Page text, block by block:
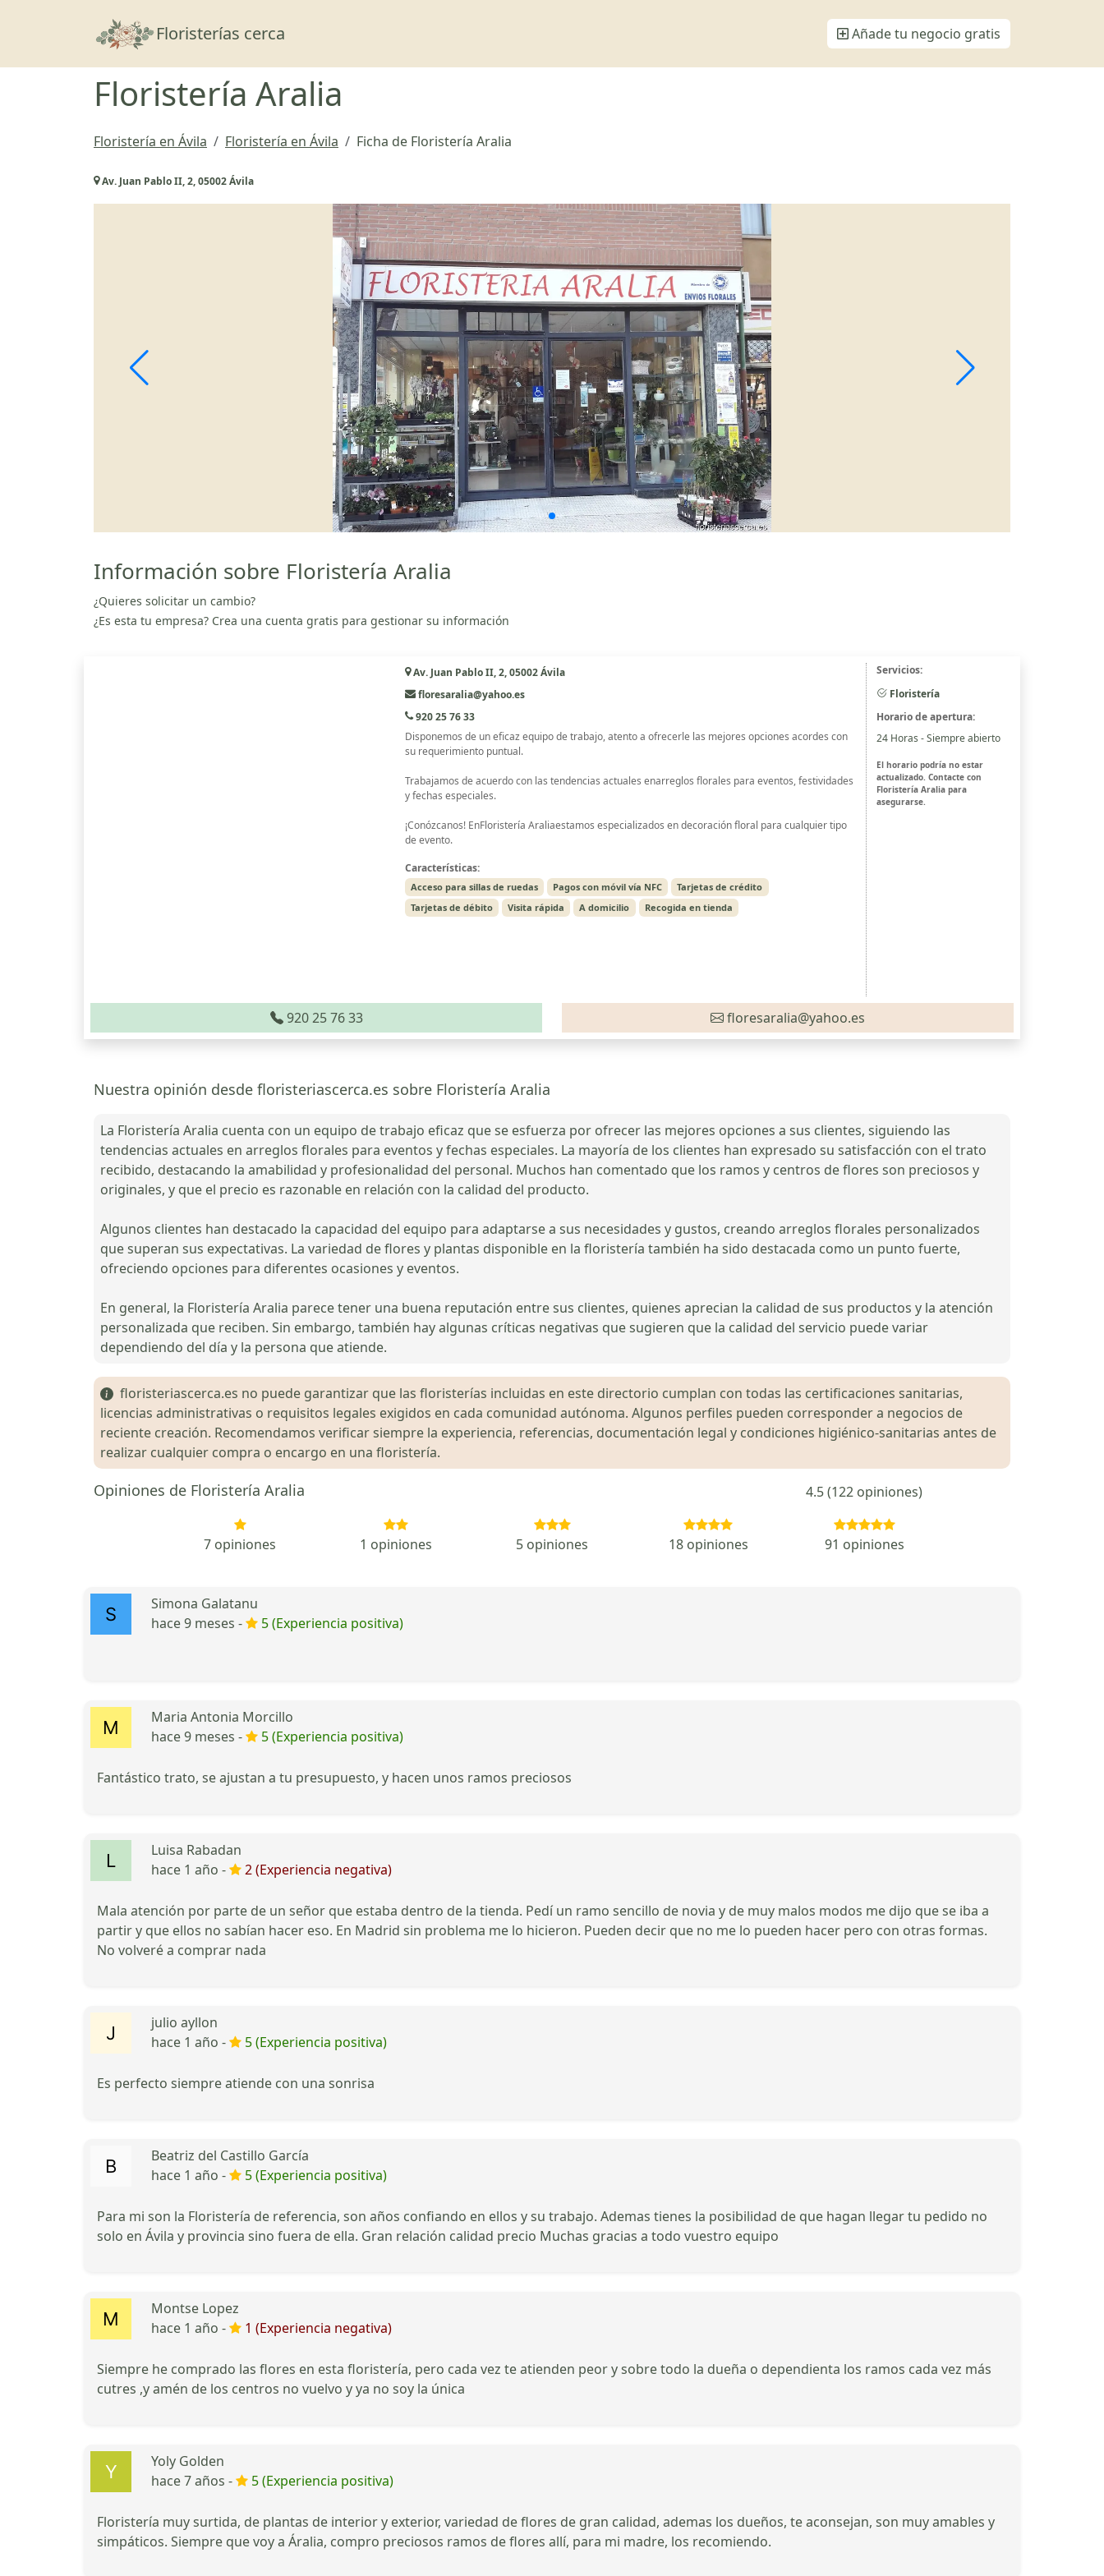
Floristerías cerca Añade tu negocio gratis
Floristería Aralia
Floristería en Ávila Floristería en Ávila Ficha de Floristería Aralia
Av. Juan Pablo II, 2, 05002 Ávila
Información sobre Floristería Aralia
¿Quieres solicitar un cambio?
¿Es esta tu empresa? Crea una cuenta gratis para gestionar su información
Av. Juan Pablo II, 2, 05002 Ávila
floresaralia@yahoo.es
920 25 76 33
Disponemos de un eficaz equipo de trabajo, atento a ofrecerle las mejores opciones acordes con
su requerimiento puntual.
Trabajamos de acuerdo con las tendencias actuales enarreglos florales para eventos, festividades
y fechas especiales.
¡Conózcanos! EnFloristería Araliaestamos especializados en decoración floral para cualquier tipo
de evento.
Características:
Acceso para sillas de ruedas Pagos con móvil vía NFC
Tarjetas de crédito
Tarjetas de débito
Visita rápida A domicilio Recogida en tienda
Servicios:
Floristería
Horario de apertura:
24 Horas - Siempre abierto
El horario podría no estar
actualizado. Contacte con
Floristería Aralia para
asegurarse.
920 25 76 33 floresaralia@yahoo.es
Nuestra opinión desde floristeriascerca.es sobre Floristería Aralia
La Floristería Aralia cuenta con un equipo de trabajo eficaz que se esfuerza por ofrecer las mejores opciones a sus clientes, siguiendo las
tendencias actuales en arreglos florales para eventos y fechas especiales. La mayoría de los clientes han expresado su satisfacción con el trato
recibido, destacando la amabilidad y profesionalidad del personal. Muchos han comentado que los ramos y centros de flores son preciosos y
originales, y que el precio es razonable en relación con la calidad del producto.
Algunos clientes han destacado la capacidad del equipo para adaptarse a sus necesidades y gustos, creando arreglos florales personalizados
que superan sus expectativas. La variedad de flores y plantas disponible en la floristería también ha sido destacada como un punto fuerte,
ofreciendo opciones para diferentes ocasiones y eventos.
En general, la Floristería Aralia parece tener una buena reputación entre sus clientes, quienes aprecian la calidad de sus productos y la atención
personalizada que reciben. Sin embargo, también hay algunas críticas negativas que sugieren que la calidad del servicio puede variar
dependiendo del día y la persona que atiende.
floristeriascerca.es no puede garantizar que las floristerías incluidas en este directorio cumplan con todas las certificaciones sanitarias,
licencias administrativas o requisitos legales exigidos en cada comunidad autónoma. Algunos perfiles pueden corresponder a negocios de
reciente creación. Recomendamos verificar siempre la experiencia, referencias, documentación legal y condiciones higiénico-sanitarias antes de
realizar cualquier compra o encargo en una floristería.
Opiniones de Floristería Aralia 4.5 (122 opiniones)
7 opiniones 1 opiniones 5 opiniones 18 opiniones 91 opiniones
Simona Galatanu
hace 9 meses -
5 (Experiencia positiva)
Maria Antonia Morcillo
hace 9 meses -
5 (Experiencia positiva)
Fantástico trato, se ajustan a tu presupuesto, y hacen unos ramos preciosos
Luisa Rabadan
hace 1 año -
2 (Experiencia negativa)
Mala atención por parte de un señor que estaba dentro de la tienda. Pedí un ramo sencillo de novia y de muy malos modos me dijo que se iba a
partir y que ellos no sabían hacer eso. En Madrid sin problema me lo hicieron. Pueden decir que no me lo pueden hacer pero con otras formas.
No volveré a comprar nada
julio ayllon
hace 1 año -
5 (Experiencia positiva)
Es perfecto siempre atiende con una sonrisa
Beatriz del Castillo García
hace 1 año -
5 (Experiencia positiva)
Para mi son la Floristería de referencia, son años confiando en ellos y su trabajo. Ademas tienes la posibilidad de que hagan llegar tu pedido no
solo en Ávila y provincia sino fuera de ella. Gran relación calidad precio Muchas gracias a todo vuestro equipo
Montse Lopez
hace 1 año -
1 (Experiencia negativa)
Siempre he comprado las flores en esta floristería, pero cada vez te atienden peor y sobre todo la dueña o dependienta los ramos cada vez más
cutres ,y amén de los centros no vuelvo y ya no soy la única
Yoly Golden
hace 7 años -
5 (Experiencia positiva)
Floristería muy surtida, de plantas de interior y exterior, variedad de flores de gran calidad, ademas los dueños, te aconsejan, son muy amables y
simpáticos. Siempre que voy a Áralia, compro preciosos ramos de flores allí, para mi madre, los recomiendo.